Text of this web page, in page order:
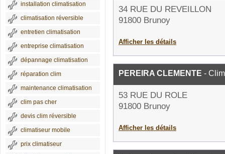
installation climatisation
climatisation réversible
entretien climatisation
entreprise climatisation
dépannage climatisation
réparation clim
maintenance climatisation
clim pas cher
devis clim réversible
climatiseur mobile
prix climatiseur
34 RUE DU REVEILLON
91800 Brunoy
Afficher les détails
PEREIRA CLEMENTE -
53 RUE DU ROLE
91800 Brunoy
Afficher les détails